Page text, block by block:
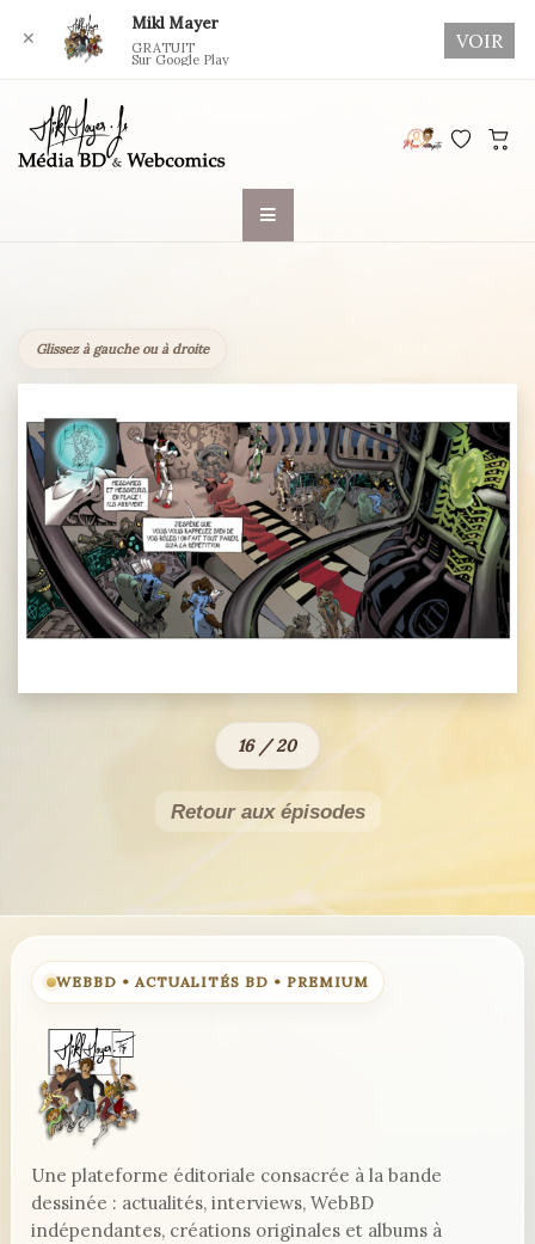
Glissez à gauche ou à droite
16 / 20
Retour aux épisodes
WEBBD • ACTUALITÉS BD • PREMIUM
Une plateforme éditoriale consacrée à la bande
dessinée : actualités, interviews, WebBD
indépendantes, créations originales et albums à
✕
Mikl Mayer
GRATUIT
Sur Google Play
VOIR